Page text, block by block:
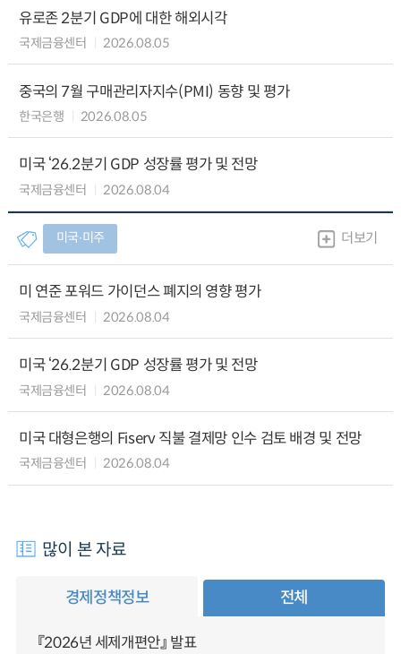
유로존 2분기 GDP에 대한 해외시각
국제금융센터 2026.08.05
중국의 7월 구매관리자지수(PMI) 동향 및 평가
한국은행 2026.08.05
미국 ‘26.2분기 GDP 성장률 평가 및 전망
국제금융센터 2026.08.04
미국∙미주 더보기
미 연준 포워드 가이던스 폐지의 영향 평가
국제금융센터 2026.08.04
미국 ‘26.2분기 GDP 성장률 평가 및 전망
국제금융센터 2026.08.04
미국 대형은행의 Fiserv 직불 결제망 인수 검토 배경 및 전망
국제금융센터 2026.08.04
많이 본 자료
경제정책정보 전체
『2026년 세제개편안』 발표